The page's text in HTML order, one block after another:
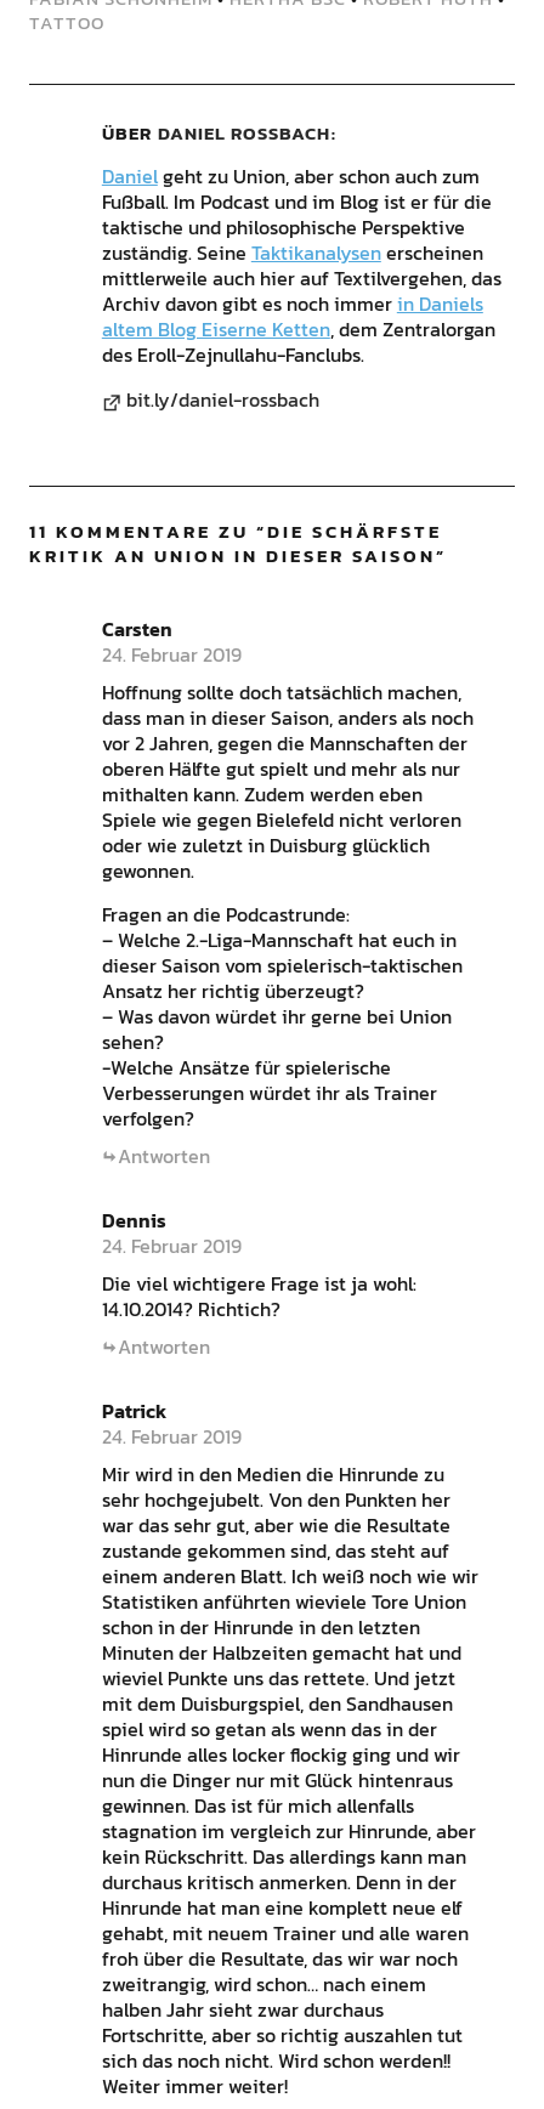
TATTOO
ÜBER DANIEL ROSSBACH
Danielgeht zu Union, aber schon auch zum
Fußball. Im Podcast und im Blog ist er für die
taktische und philosophische Perspektive
zuständig. Seine Taktikanalysenerscheinen
mittlerweile auch hier auf Textilvergehen, das
Archiv davon gibt es noch immerin Daniels
altem Blog Eiserne Ketten, dem Zentralorgan
des Eroll-Zejnullahu-Fanclubs.
bit.ly/daniel-rossbach
11 KOMMENTARE ZU “DIE SCHÄRFSTE
KRITIK AN UNION IN DIESER SAISON”
Carsten
24. Februar 2019
Hoffnung sollte doch tatsächlich machen,
dass man in dieser Saison, anders als noch
vor 2 Jahren, gegen die Mannschaften der
oberen Hälfte gut spielt und mehr als nur
mithalten kann. Zudem werden eben
Spiele wie gegen Bielefeld nicht verloren
oder wie zuletzt in Duisburg glücklich
gewonnen.
Fragen an die Podcastrunde:
– Welche 2.-Liga-Mannschaft hat euch in
dieser Saison vom spielerisch-taktischen
Ansatz her richtig überzeugt?
– Was davon würdet ihr gerne bei Union
sehen?
-Welche Ansätze für spielerische
Verbesserungen würdet ihr als Trainer
verfolgen?
Antworten
Dennis
24. Februar 2019
Die viel wichtigere Frage ist ja wohl:
14.10.2014? Richtich?
Antworten
Patrick
24. Februar 2019
Mir wird in den Medien die Hinrunde zu
sehr hochgejubelt. Von den Punkten her
war das sehr gut, aber wie die Resultate
zustande gekommen sind, das steht auf
einem anderen Blatt. Ich weiß noch wie wir
Statistiken anführten wieviele Tore Union
schon in der Hinrunde in den letzten
Minuten der Halbzeiten gemacht hat und
wieviel Punkte uns das rettete. Und jetzt
mit dem Duisburgspiel, den Sandhausen
spiel wird so getan als wenn das in der
Hinrunde alles locker flockig ging und wir
nun die Dinger nur mit Glück hintenraus
gewinnen. Das ist für mich allenfalls
stagnation im vergleich zur Hinrunde, aber
kein Rückschritt. Das allerdings kann man
durchaus kritisch anmerken. Denn in der
Hinrunde hat man eine komplett neue elf
gehabt, mit neuem Trainer und alle waren
froh über die Resultate, das wir war noch
zweitrangig, wird schon… nach einem
halben Jahr sieht zwar durchaus
Fortschritte, aber so richtig auszahlen tut
sich das noch nicht. Wird schon werden!!
Weiter immer weiter!